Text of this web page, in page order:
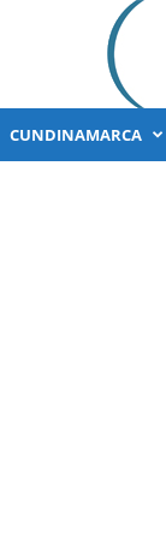
CUNDINAMARCA